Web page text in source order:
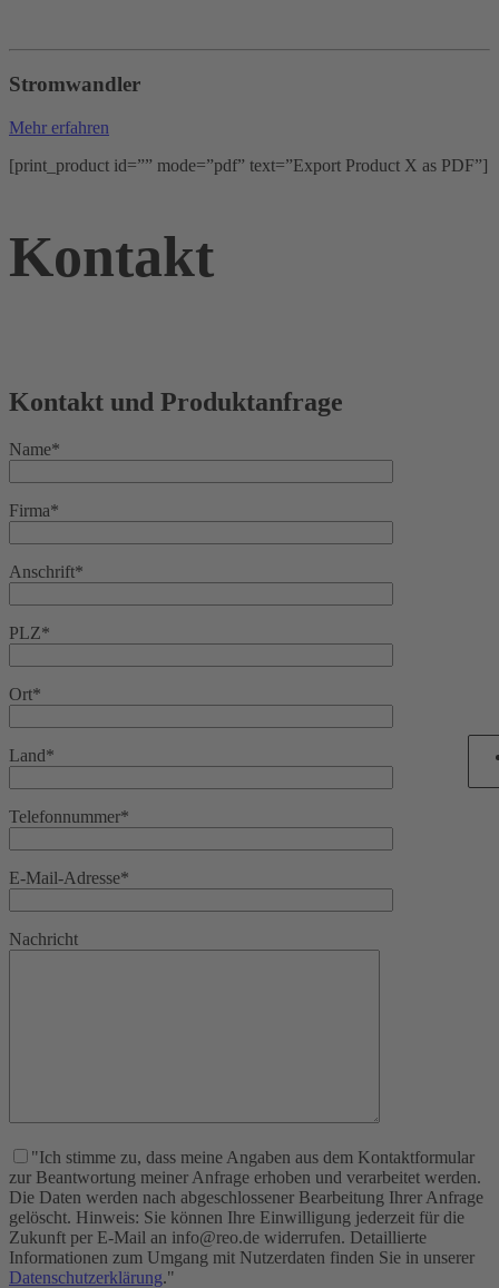
Stromwandler
Mehr erfahren
[print_product id=”” mode=”pdf” text=”Export Product X as PDF”]
Kontakt
Kontakt und Produktanfrage
Name*
Firma*
Anschrift*
PLZ*
Ort*
Land*
Telefonnummer*
E-Mail-Adresse*
Nachricht
"Ich stimme zu, dass meine Angaben aus dem Kontaktformular
zur Beantwortung meiner Anfrage erhoben und verarbeitet werden.
Die Daten werden nach abgeschlossener Bearbeitung Ihrer Anfrage
gelöscht. Hinweis: Sie können Ihre Einwilligung jederzeit für die
Zukunft per E-Mail an info@reo.de widerrufen. Detaillierte
Informationen zum Umgang mit Nutzerdaten finden Sie in unserer
Datenschutzerklärung."